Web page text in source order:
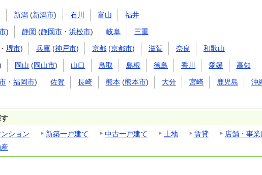
新潟 (新潟市) 石川 富山 福井
) 静岡 (静岡市 ・浜松市) 岐阜 三重
・ 堺市) 兵庫 (神戸市) 京都 (京都市) 滋賀 奈良 和歌山
岡山 (岡山市) 山口 鳥取 島根 徳島 香川 愛媛 高知
・ 福岡市) 佐賀 長崎 熊本 (熊本市) 大分 宮崎 鹿児島 沖
ション 新築一戸建て 中古一戸建て 土地 賃貸
店舗・事業